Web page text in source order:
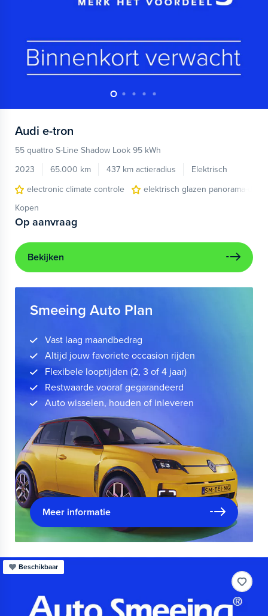
Audi e-tron
55 quattro S-Line Shadow Look 95 kWh
2023
65.000 km 437 km actieradius
Elektrisch
electronic climate controle
elektrisch glazen panorama-dak
Kopen
Op aanvraag
Bekijken
Smeeing Auto Plan
Vast laag maandbedrag
Altijd jouw favoriete occasion rijden
Flexibele looptijden (2, 3 of 4 jaar)
Restwaarde vooraf gegarandeerd
Auto wisselen, houden of inleveren
Meer informatie
Beschikbaar